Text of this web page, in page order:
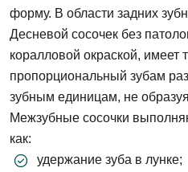
форму. В области задних
Десневой сосочек без
коралловой окраской, имеет
пропорциональный зубам
зубным единицам, не
Межзубные сосочки
как:
удержание зуба в лунке;